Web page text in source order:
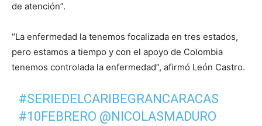
de atención”.
“La enfermedad la tenemos focalizada en tres estados,
pero estamos a tiempo y con el apoyo de Colombia
tenemos controlada la enfermedad”, afirmó León Castro.
#SERIEDELCARIBEGRANCARACAS
#10FEBRERO @NICOLASMADURO